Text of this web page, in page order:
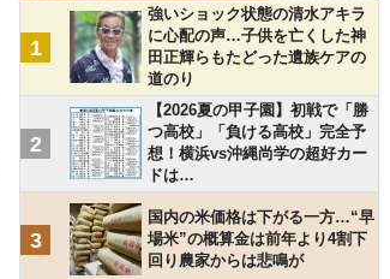
1
強いショック状態の清水アキラ
に心配の声…子供を亡くした神
田正輝らもたどった遺族ケアの
道のり
2
【2026夏の甲子園】初戦で「勝
つ高校」「負ける高校」完全予
想！横浜vs沖縄尚学の超好カー
ドは…
3
国内の米価格は下がる一方…“早
場米”の概算金は前年より4割下
回り農家からは悲鳴が